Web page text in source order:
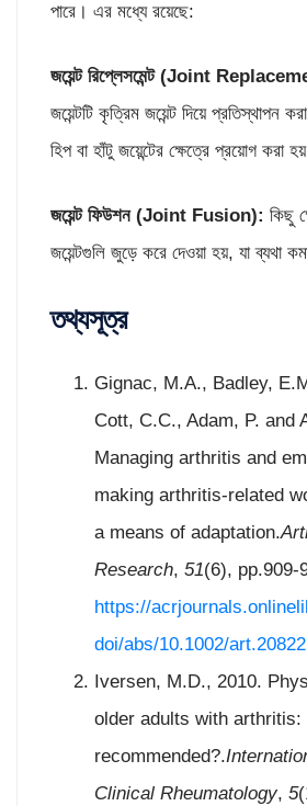
পারে। এর মধ্যে রয়েছে:
জয়েন্ট রিপ্লেসমেন্ট (Joint
জয়েন্টটি কৃত্রিম জয়েন্ট দিয়ে প্রতিস্থাপন
হিপ বা হাঁটু জয়েন্টের ক্ষেত্রে প্রয়োগ করা
জয়েন্ট ফিউশন (Joint Fusion): কিছু
জয়েন্টগুলি জুড়ে করে দেওয়া হয়, যা ব্যথা
তথ্যসূত্র
Gignac, M.A., Badley,
Cott, C.C., Adam, P. and
Managing arthritis and
making arthritis‐related
a means of adaptation.
Research, 51(6), pp.909-
https://
doi/abs/10.1002/art.20822
Iversen, M.D., 2010.
older adults with arthritis:
recommended?.
Clinical Rheumatology, 5